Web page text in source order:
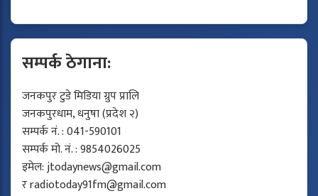
सम्पर्क ठेगाना:
जनकपुर टुडे मिडिया ग्रुप प्रालि
जनकपुरधाम, धनुषा (प्रदेश २)
सम्पर्क नं. : 041-590101
सम्पर्क मो. नं. : 9854026025
इमेल:jtodaynews@gmail.com
रradiotoday91fm@gmail.com